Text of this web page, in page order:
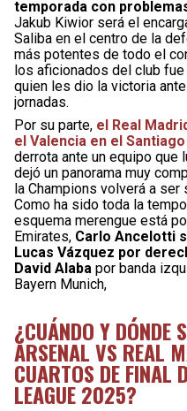
temporada con
Jakub Kiwior será el
Saliba en el centro de la
más potentes de todo el
los aficionados del club
quien les dio la victoria
jornadas.
Por su parte, el Real
el Valencia en el
derrota ante un equipo que
dejó un panorama muy
la Champions volverá a
Como ha sido toda la
esquema merengue está
Emirates, Carlo Ancelotti
Lucas Vázquez por
David Alaba por banda
Bayern Munich,
¿CUÁNDO Y DÓNDE
ARSENAL VS REAL
CUARTOS DE FINAL
LEAGUE 2025?